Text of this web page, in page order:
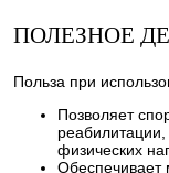
ПОЛЕЗНОЕ
Польза при
Позволяет
физических
Обеспечивает